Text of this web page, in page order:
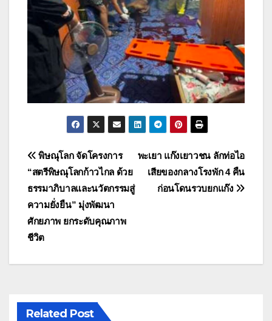
แนะแนว
เรื่อง
พะเยา แก๊งเยาวชน ลักท่อไอ
เสียของกลางโรงพัก 4 คืน
ก่อนโดนรวบยกแก๊ง
พิษณุโลก จัดโครงการ
“สตรีพิษณุโลกก้าวไกล ด้วย
ธรรมาภิบาลและนวัตกรรมสู่
ความยั่งยืน” มุ่งพัฒนา
ศักยภาพ ยกระดับคุณภาพ
ชีวิต
Related Post